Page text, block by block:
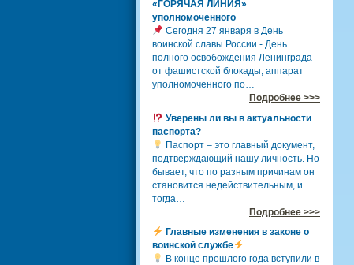
«ГОРЯЧАЯ ЛИНИЯ»
уполномоченного
Сегодня 27 января в День
воинской славы России - День
полного освобождения Ленинграда
от фашистской блокады, аппарат
уполномоченного по…
Подробнее >>>
Уверены ли вы в актуальности
паспорта?
Паспорт – это главный документ,
подтверждающий нашу личность. Но
бывает, что по разным причинам он
становится недействительным, и
тогда…
Подробнее >>>
Главные изменения в законе о
воинской службе
В конце прошлого года вступили в